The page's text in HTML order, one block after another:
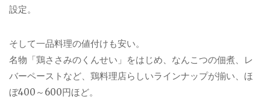
設定。
そして一品料理の値付けも安い。
名物「鶏ささみのくんせい」をはじめ、なんこつの佃煮、レ
バーペーストなど、鶏料理店らしいラインナップが揃い、ほ
ぼ400～600円ほど。